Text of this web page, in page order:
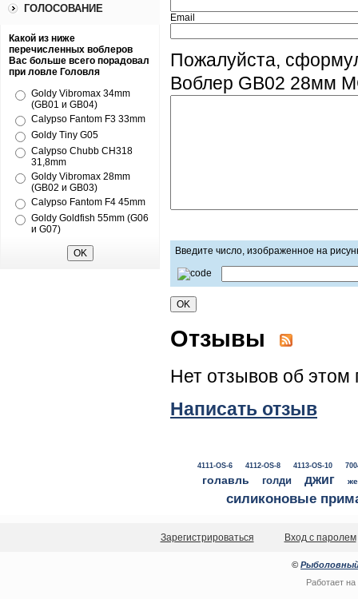
ГОЛОСОВАНИЕ
Какой из ниже
перечисленных воблеров
Вас больше всего порадовал
при ловле Головля
Goldy Vibromax 34mm
(GB01 и GB04)
Calypso Fantom F3 33mm
Goldy Tiny G05
Calypso Chubb CH318
31,8mm
Goldy Vibromax 28mm
(GB02 и GB03)
Calypso Fantom F4 45mm
Goldy Goldfish 55mm (G06
и G07)
Email
Пожалуйста,
Воблер GB02 28мм
Введите число, изображенное на
Отзывы
Нет отзывов об этом
Написать отзыв
4111-OS-6 4112-OS-8 4113-OS-10
голавль голди джиг
силиконовые
Зарегистрироваться Вход с паролем
© Рыболовный
Работает